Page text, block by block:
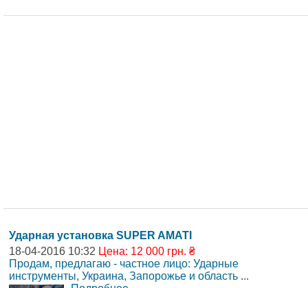
Ударная установка SUPER AMATI
18-04-2016 10:32 Цена: 12 000 грн. ₴
Продам, предлагаю - частное лицо: Ударные
инструменты, Украина, Запорожье и область ...